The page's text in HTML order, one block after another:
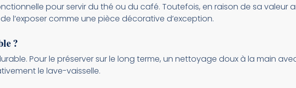
pour servir du thé ou du café. Toutefois, en raison de sa valeur
l’exposer comme une pièce décorative d’exception.
?
Pour le préserver sur le long terme, un nettoyage doux à la main
le lave-vaisselle.